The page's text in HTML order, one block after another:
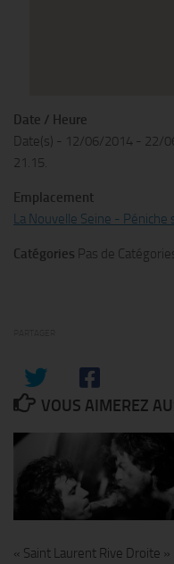
Date / Heure
Date(s) - 12/06/2014 - 22/
21.15.
Emplacement
La Nouvelle Seine - Péniche
Catégories Pas de
VOUS AIMEREZ
« Saint Laurent Rive Droite »